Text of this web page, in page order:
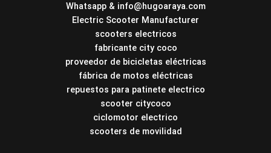
Whatsapp & info@hugoaraya.com
Electric Scooter Manufacturer
scooters electricos
fabricante city coco
proveedor de bicicletas eléctricas
fábrica de motos eléctricas
repuestos para patinete electrico
scooter citycoco
ciclomotor electrico
scooters de movilidad